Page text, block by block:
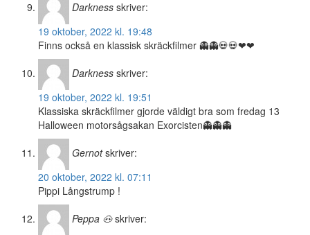
Darkness skriver:
19 oktober, 2022 kl. 19:48
Finns också en klassisk skräckfilmer 👻👻💀💀❤❤
Darkness skriver:
19 oktober, 2022 kl. 19:51
Klassiska skräckfilmer gjorde väldigt bra som fredag 13
Halloween motorsågsakan Exorcisten👻👻👻
Gernot skriver:
20 oktober, 2022 kl. 07:11
Pippi Långstrump !
Peppa 🐽 skriver: